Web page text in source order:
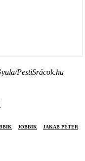
PestiSrácok.hu
JOBBIK JAKAB PÉTER